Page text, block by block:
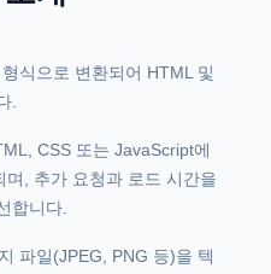
식으로 변환되어 HTML 및
.
CSS 또는 JavaScript에
, 추가 요청과 로드 시간을
합니다.
파일(JPEG, PNG 등)을 텍